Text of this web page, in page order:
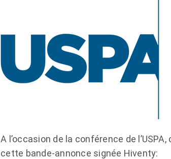
A l’occasion de la conférence de
cette bande-annonce signée Hiventy: